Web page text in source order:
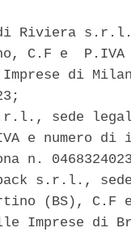
Riviera
C.F e
di
sede
e numero
n.
s.r.l.,
(BS),
Imprese di